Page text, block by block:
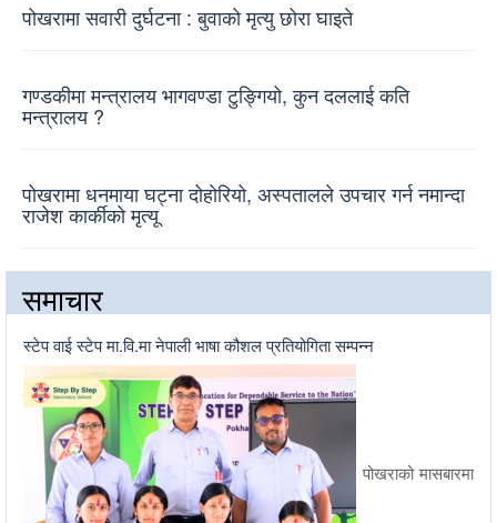
पोखरामा सवारी दुर्घटना : बुवाको मृत्यु छोरा घाइते
गण्डकीमा मन्त्रालय भागवण्डा टुङ्गियो, कुन दललाई कति
मन्त्रालय ?
पोखरामा धनमाया घट्ना दोहोरियो, अस्पतालले उपचार गर्न नमान्दा
राजेश कार्कीको मृत्यू
समाचार
स्टेप वाई स्टेप मा.वि.मा नेपाली भाषा कौशल प्रतियोगिता सम्पन्न
पोखराको मासबारमा